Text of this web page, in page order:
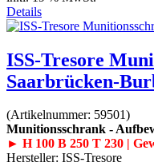
Details
ISS-Tresore
Saarbrücken-
(Artikelnummer: 59501)
Munitionsschrank -
► H 100 B 250 T 230 |
Hersteller: ISS-Tresore